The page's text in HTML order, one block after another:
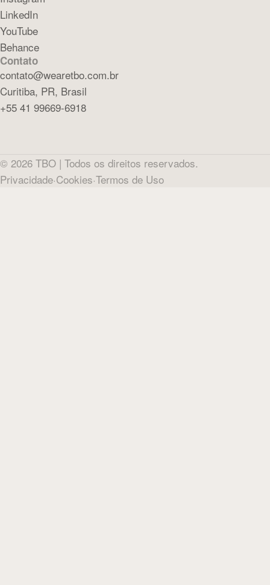
LinkedIn
YouTube
Behance
Contato
contato@wearetbo.com.br
Curitiba, PR, Brasil
+55 41 99669-6918
© 2026 TBO | Todos os direitos reservados.
Privacidade·Cookies·Termos de Uso